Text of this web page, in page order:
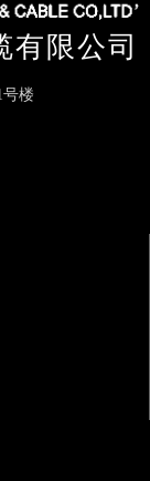
楼
有限公司